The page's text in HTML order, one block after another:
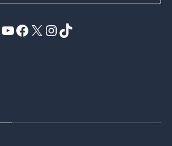
YouTube
Facebook
X Instagram
TikTok